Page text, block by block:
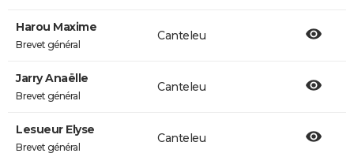
Harou Maxime
Brevet général
Canteleu
Jarry Anaëlle
Brevet général
Canteleu
Lesueur Elyse
Brevet général
Canteleu